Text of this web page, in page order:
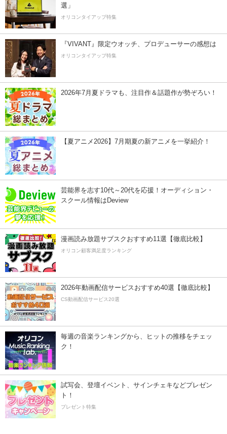
選」
オリコンタイアップ特集
『VIVANT』限定ウオッチ、プロデューサーの感想は
オリコンタイアップ特集
2026年7月夏ドラマも、注目作＆話題作が勢ぞろい！
【夏アニメ2026】7月期夏の新アニメを一挙紹介！
芸能界を志す10代～20代を応援！オーディション・
スクール情報はDeview
漫画読み放題サブスクおすすめ11選【徹底比較】
オリコン顧客満足度ランキング
2026年動画配信サービスおすすめ40選【徹底比較】
CS動画配信サービス20選
毎週の音楽ランキングから、ヒットの推移をチェッ
ク！
試写会、登壇イベント、サインチェキなどプレゼン
ト！
プレゼント特集